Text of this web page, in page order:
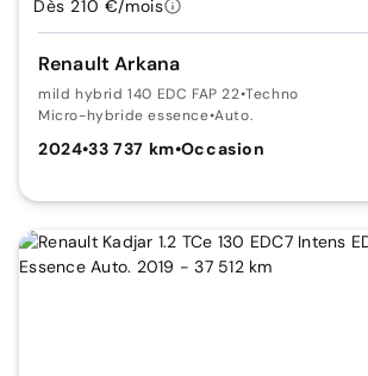
Renault Arkana
mild hybrid 140 EDC FAP 22•Techno
Micro-hybride essence•Auto.
2024•33 737 km•Occasion
Dès 210 €/mois